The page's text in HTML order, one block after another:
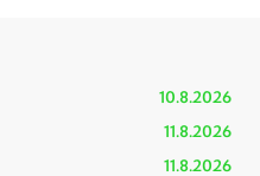
10.8.2026
11.8.2026
11.8.2026